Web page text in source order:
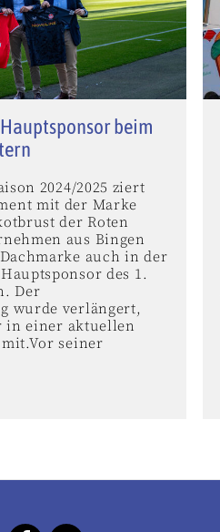
beim
2024/2025 ziert
mit der Marke
der Roten
aus Bingen
auch in der
des 1.
Der
wurde verlängert,
in einer aktuellen
seiner